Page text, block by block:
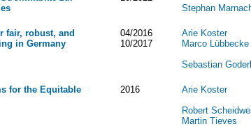
Stephan
fair, robust, and
in Germany
04/2016
10/2017
Arie Koster
Marco Lübbecke
Sebastian
for the Equitable
2016
Arie Koster
Robert
Martin Tieves